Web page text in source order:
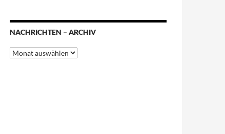
NACHRICHTEN – ARCHIV
Nachrichten
–